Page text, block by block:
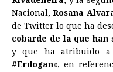
e
b
o
o
s
e
n
g
t
s
A
p
Nacional,Rosana
de Twitter lo que ha
cobarde de la que han
y que ha atribuido a
#Erdogan«, en